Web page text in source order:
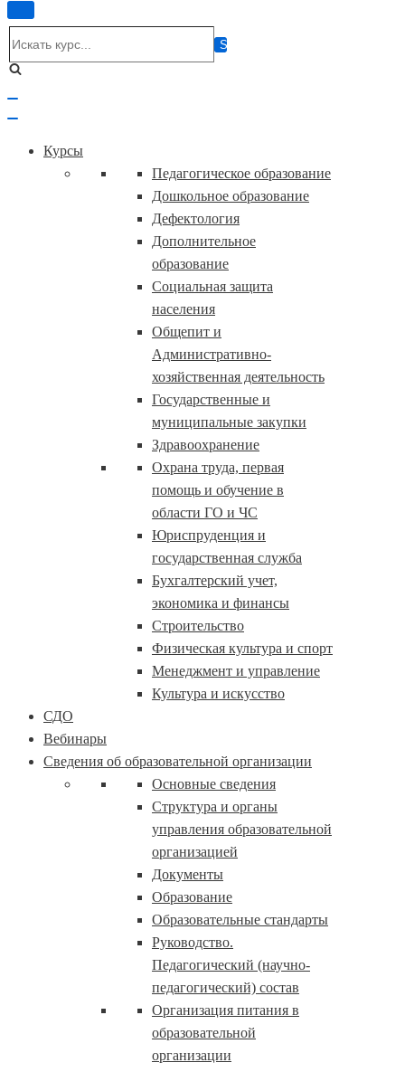
Показать/
Скрыть
навигацию
Скрыть
Курсы
Педагогическое образование
Дошкольное образование
Дефектология
Дополнительное
образование
Социальная защита
населения
Общепит и
Административно-
хозяйственная деятельность
Государственные и
муниципальные закупки
Здравоохранение
Охрана труда, первая
помощь и обучение в
области ГО и ЧС
Юриспруденция и
государственная служба
Бухгалтерский учет,
экономика и финансы
Строительство
Физическая культура и спорт
Менеджмент и управление
Культура и искусство
СДО
Вебинары
Сведения об образовательной организации
Основные сведения
Структура и органы
управления образовательной
организацией
Документы
Образование
Образовательные стандарты
Руководство.
Педагогический (научно-
педагогический) состав
Организация питания в
образовательной
организации